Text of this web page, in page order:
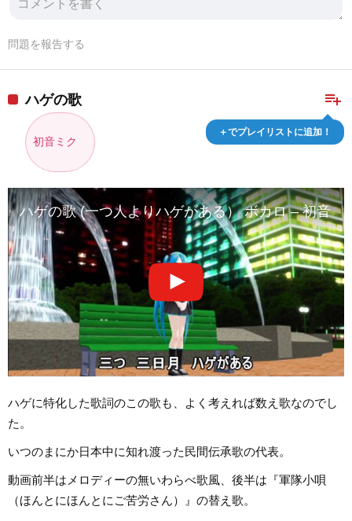
問題を報告する
playlist_add
＋でプレイリストに追加！
ハゲの歌
初音ミク
ハゲの歌 (一つ人よりハゲがある） ボカロ – 初音ミ
ハゲに特化した歌詞のこの歌も、よく考えれば数え歌なのでし
た。
いつのまにか日本中に知れ渡った民間伝承歌の代表。
動画前半はメロディーの無いわらべ歌風、後半は『軍隊小唄
（ほんとにほんとにご苦労さん）』の替え歌。